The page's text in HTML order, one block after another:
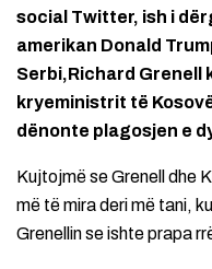
social Twitter, ish i
amerikan Donald
Serbi,Richard Grenell
kryeministrit të
dënonte plagosjen e
Kujtojmë se Grenell dhe
më të mira deri më tani,
Grenellin se ishte prapa